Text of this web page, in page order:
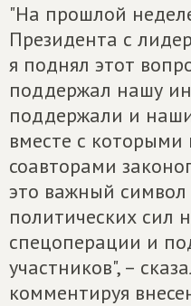
"На прошлой
Президента с
я поднял этот
поддержал нашу
поддержали и
вместе с
соавторами
это важный
политических сил
спецоперации и
участников", –
комментируя